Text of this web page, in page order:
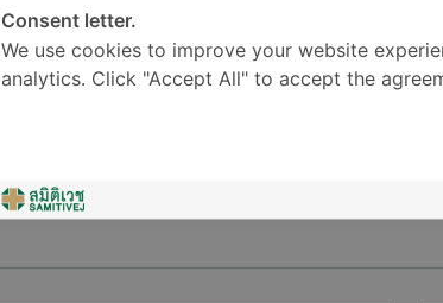
တည်နေရာ*
Consent letter.
We use cookies to improve your website
analytics. Click "Accept All" to accept the